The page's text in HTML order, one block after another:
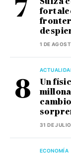
1 DE
Un
31 DE
ECONOMÍA